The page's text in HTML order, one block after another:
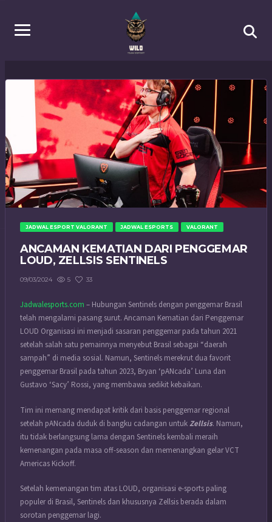
JADWAL ESPORT VALORANT JADWAL ESPORTS VALORANT
ANCAMAN KEMATIAN DARI PENGGEMAR
LOUD, ZELLSIS SENTINELS
09/03/2024 5 33
Jadwalesports.com – Hubungan Sentinels dengan penggemar Brasil
telah mengalami pasang surut. Ancaman Kematian dari Penggemar
LOUD Organisasi ini menjadi sasaran penggemar pada tahun 2021
setelah salah satu pemainnya menyebut Brasil sebagai “daerah
sampah” di media sosial. Namun, Sentinels merekrut dua favorit
penggemar Brasil pada tahun 2023, Bryan ‘pANcada’ Luna dan
Gustavo ‘Sacy’ Rossi, yang membawa sedikit kebaikan.
Tim ini memang mendapat kritik dari basis penggemar regional
setelah pANcada duduk di bangku cadangan untukZellsis. Namun,
itu tidak berlangsung lama dengan Sentinels kembali meraih
kemenangan pada masa off-season dan memenangkan gelar VCT
Americas Kickoff.
Setelah kemenangan tim atas LOUD, organisasi e-sports paling
populer di Brasil, Sentinels dan khususnya Zellsis berada dalam
sorotan penggemar lagi.